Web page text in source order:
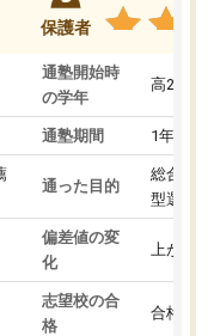
保護者
通塾開始時
の学年
高2
通塾期間 1年以上
通った目的
総合型選
型選抜対
偏差値の変
化
上がった
志望校の合
格
合格した